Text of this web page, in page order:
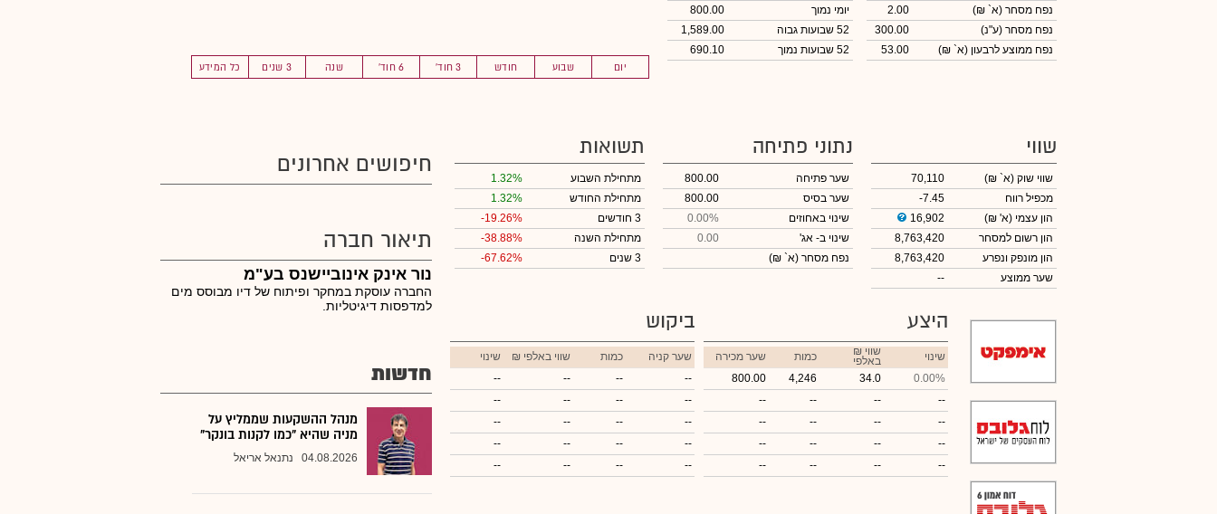
יום שבוע חודש 3 חוד' 6 חוד' שנה 3 שנים כל המידע
נפח מסחר (א` ₪)
2.00
נפח מסחר (ע"נ)
300.00
נפח ממוצע לרבעון (א` ₪)
53.00
יומי נמוך
800.00
52 שבועות גבוה
1,589.00
52 שבועות נמוך
690.10
שווי
שווי שוק (א` ₪)
70,110
מכפיל רווח
-7.45
הון עצמי (א' ₪)
16,902
הון רשום למסחר
8,763,420
הון מונפק ונפרע
8,763,420
שער ממוצע
--
נתוני פתיחה
שער פתיחה
800.00
שער בסיס
800.00
שינוי באחוזים
0.00%
שינוי ב- אג'
0.00
נפח מסחר (א` ₪)
תשואות
מתחילת השבוע
1.32%
מתחילת החודש
1.32%
3 חודשים
-19.26%
מתחילת השנה
-38.88%
3 שנים
-67.62%
היצע
שינוי ₪ שווי
באלפי כמות
שער מכירה
0.00%
34.0
4,246
800.00
--
--
--
--
--
--
--
--
--
--
--
--
--
--
--
--
ביקוש
שער קניה כמות ₪ שווי באלפי
שינוי
--
--
--
--
--
--
--
--
--
--
--
--
--
--
--
--
--
--
--
--
חיפושים אחרונים
תיאור חברה
נור אינק אינוביישנס בע"מ
החברה עוסקת במחקר ופיתוח של דיו מבוסס מים
למדפסות דיגיטליות.
חדשות
מנהל ההשקעות שממליץ על
מניה שהיא "כמו לקנות בונקר"
04.08.2026 נתנאל אריאל